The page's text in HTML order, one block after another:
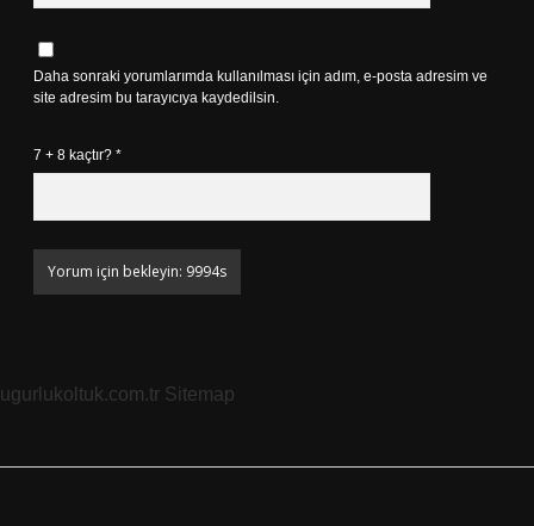
Daha sonraki yorumlarımda kullanılması için adım, e-posta adresim ve
site adresim bu tarayıcıya kaydedilsin.
7 + 8 kaçtır? *
ugurlukoltuk.com.tr Sitemap